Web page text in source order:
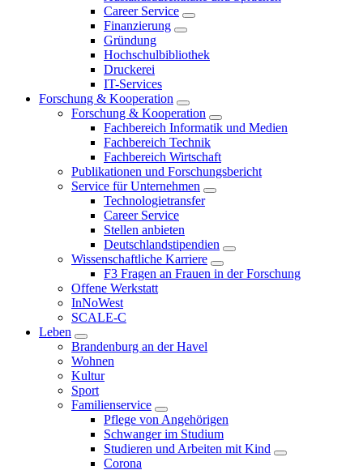
Career Service
Finanzierung
Gründung
Hochschulbibliothek
Druckerei
IT-Services
Forschung & Kooperation
Forschung & Kooperation
Fachbereich Informatik und Medien
Fachbereich Technik
Fachbereich Wirtschaft
Publikationen und Forschungsbericht
Service für Unternehmen
Technologietransfer
Career Service
Stellen anbieten
Deutschlandstipendien
Wissenschaftliche Karriere
F3 Fragen an Frauen in der Forschung
Offene Werkstatt
InNoWest
SCALE-C
Leben
Brandenburg an der Havel
Wohnen
Kultur
Sport
Familienservice
Pflege von Angehörigen
Schwanger im Studium
Studieren und Arbeiten mit Kind
Corona